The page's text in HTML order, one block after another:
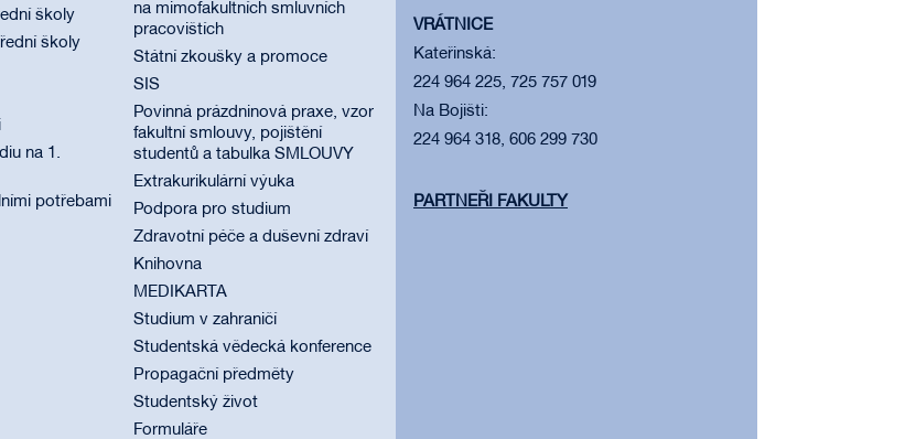
školy
školy
na 1.
potřebami
na mimofakultních smluvních
pracovištích
Státní zkoušky a promoce
SIS
Povinná prázdninová praxe, vzor
fakultní smlouvy, pojištění
studentů a tabulka SMLOUVY
Extrakurikulární výuka
Podpora pro studium
Zdravotní péče a duševní zdraví
Knihovna
MEDIKARTA
Studium v zahraničí
Studentská vědecká konference
Propagační předměty
Studentský život
Formuláře
VRÁTNICE
Kateřinská:
224 964 225, 725 757 019
Na Bojišti:
224 964 318, 606 299 730
PARTNEŘI FAKULTY